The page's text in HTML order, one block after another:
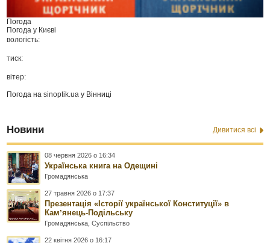
Погода
Погода у Києві
вологість:
тиск:
вітер:
Погода наsinoptik.ua у Вінниці
Новини Дивитися всі
08 червня 2026 о 16:34
Українська книга на Одещині
Громадянська
27 травня 2026 о 17:37
Презентація «Історії української Конституції» в
Камʼянець-Подільську
Громадянська ,Суспільство
22 квітня 2026 о 16:17